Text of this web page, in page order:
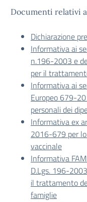
Documenti relativi
Dichiarazione
Informativa ai
n.196-2003 e
per il
Informativa ai
Europeo 679-
personali dei
Informativa ex
2016-679 per
vaccinale
Informativa
D.Lgs. 196-
il trattamento
famiglie